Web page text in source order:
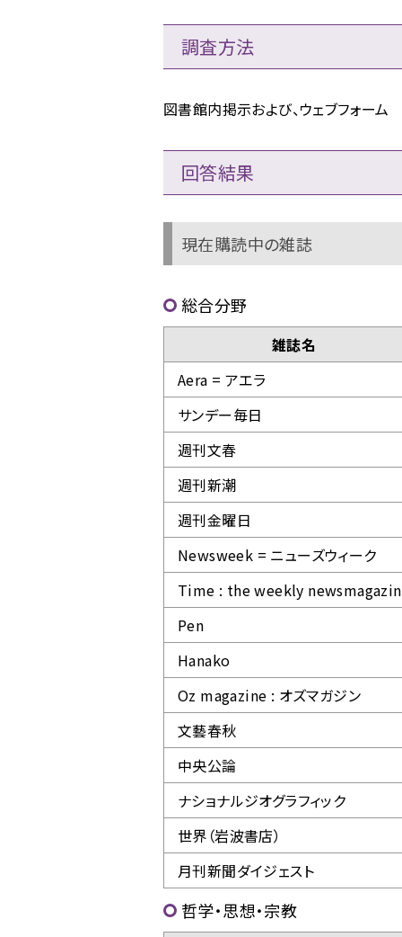
調査方法
図書館内掲示および、ウェブフォーム
回答結果
現在購読中の雑誌
総合分野
雑誌名
Aera = アエラ
サンデー毎日
週刊文春
週刊新潮
週刊金曜日
Newsweek = ニューズウィーク
Time : the weekly
Pen
Hanako
Oz magazine : オズマガジン
文藝春秋
中央公論
ナショナルジオグラフィック
世界（岩波書店）
月刊新聞ダイジェスト
哲学・思想・宗教